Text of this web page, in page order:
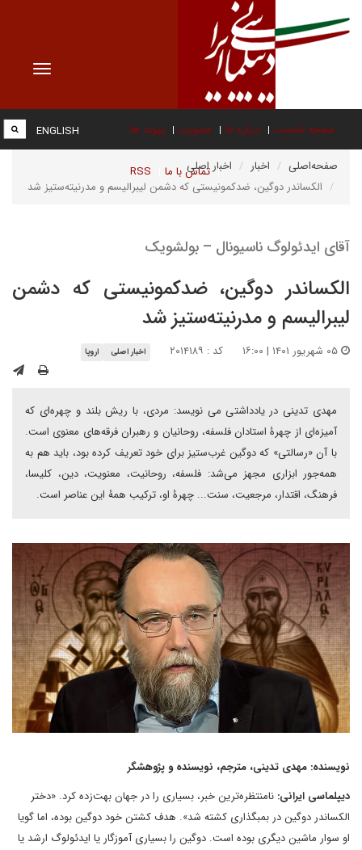
Toggle
صفحه نخست درباره ما عضویت پیوند ها
تماس با ما RSS
ENGLISH
صفحه‌اصلی اخبار
اخبار اصلی
الکساندر دوگین، ضدکمونیستی که دشمن لیبرالیسم و مدرنیته‌ستیز شد
آقای ایدئولوگ ناسیونال – بولشویک
الکساندر دوگین، ضدکمونیستی که دشمن
لیبرالیسم و مدرنیته‌ستیز شد
کد : ۲۰۱۴۱۸۹ اخبار اصلی اروپا
مهدی تدینی در یادداشتی می نویسد: مردی، با ریش بلند و چهره‌ای که
آمیزه‌ای از چهرۀ استادان فلسفه، روحانیان و رهبران فرقه‌های معنوی است.
با آن «رسالتی» که دوگین غرب‌ستیز برای خود تعریف کرده بود، باید هم به
همه‌جور ابزاری مجهز می‌شد: فلسفه، روحانیت، معنویت، دین، کلیسا،
فرهنگ، اقتدار، مرجعیت، سنت... چهرۀ او، ترکیب همۀ این عناصر است.
نویسنده: مهدی تدینی، مترجم، نویسنده و پژوهشگر
دیپلماسی ایرانی: نامنتظره‌ترین خبر، بسیاری را در جهان بهت‌زده کرد. «دختر
الکساندر دوگین در بمبگذاری کشته شد». هدف کشتن خود دوگین بوده، اما گویا
او سوار ماشین دیگری بوده است. دوگین را بسیاری آموزگار یا ایدئولوگ ارشد یا